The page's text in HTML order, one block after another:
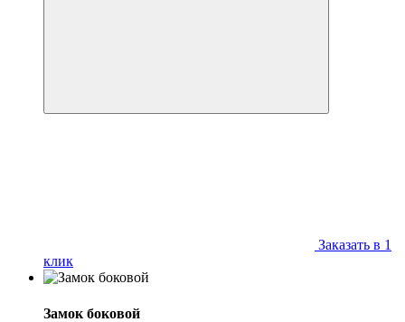
Заказать в 1
клик
Замок боковой